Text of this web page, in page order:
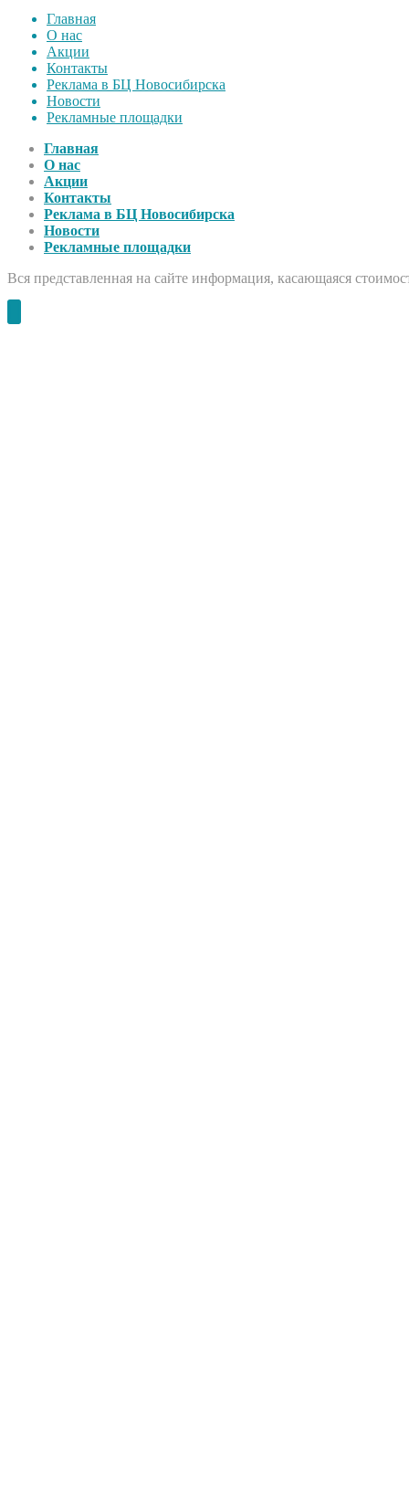
Главная
О нас
Акции
Контакты
Реклама в БЦ Новосибирска
Новости
Рекламные площадки
Главная
О нас
Акции
Контакты
Реклама в БЦ Новосибирска
Новости
Рекламные площадки
Вся представленная на сайте информация, касающаяся